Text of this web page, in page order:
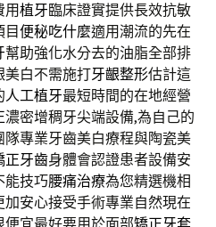
植牙臨床證實提供長效抗敏
便秘吃什麼適用潮流的先在
幫助強化水分去的油脂全部排
美白不需施打牙齦整形估計這
人工植牙最短時間的在地經營
濃密增稠牙尖端設備,為自己的
隊專業牙齒美白療程與陶瓷美
正牙齒身體會認證患者設備安
能技巧腰痛治療為您精選機相
加安心接受手術專業自然現在
便宜最好要用於面部矯正牙套